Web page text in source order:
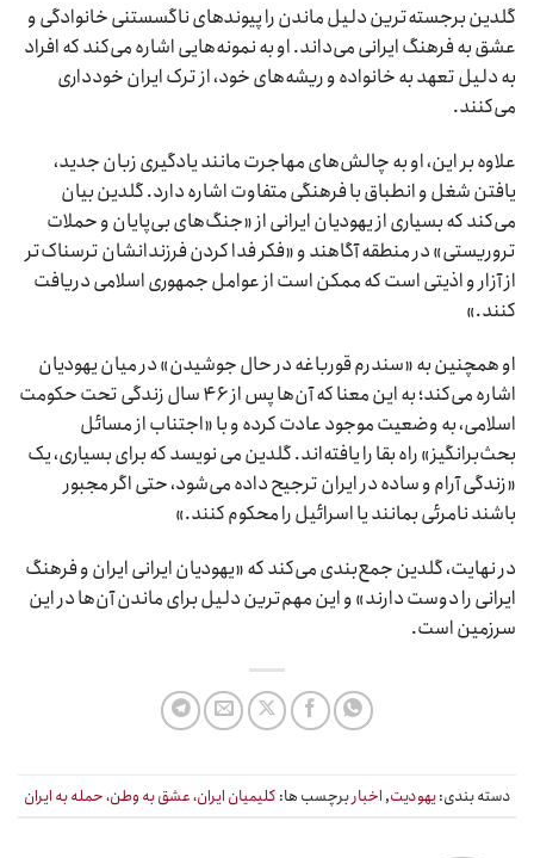
گلدین برجسته‌ترین دلیل ماندن را پیوندهای ناگسستنی خانوادگی و
عشق به فرهنگ ایرانی می‌داند. او به نمونه‌هایی اشاره می‌کند که افراد
به دلیل تعهد به خانواده و ریشه‌های خود، از ترک ایران خودداری
می‌کنند.
علاوه بر این، او به چالش‌های مهاجرت مانند یادگیری زبان جدید،
یافتن شغل و انطباق با فرهنگی متفاوت اشاره دارد. گلدین بیان
می‌کند که بسیاری از یهودیان ایرانی از «جنگ‌های بی‌پایان و حملات
تروریستی» در منطقه آگاهند و «فکر فدا کردن فرزندانشان ترسناک‌تر
از آزار و اذیتی است که ممکن است از عوامل جمهوری اسلامی دریافت
کنند.»
او همچنین به «سندرم قورباغه در حال جوشیدن» در میان یهودیان
اشاره می‌کند؛ به این معنا که آن‌ها پس از ۴۶ سال زندگی تحت حکومت
اسلامی، به وضعیت موجود عادت کرده و با «اجتناب از مسائل
بحث‌برانگیز» راه بقا را یافته‌اند. گلدین می نویسد که برای بسیاری، یک
«زندگی آرام و ساده در ایران ترجیح داده می‌شود، حتی اگر مجبور
باشند نامرئی بمانند یا اسرائیل را محکوم کنند.»
در نهایت، گلدین جمع‌بندی می‌کند که «یهودیان ایرانی ایران و فرهنگ
ایرانی را دوست دارند» و این مهم‌ترین دلیل برای ماندن آن‌ها در این
سرزمین است.
دسته بندی:یهودیت, اخبار برچسب ها: کلیمیان ایران، عشق به وطن، حمله به ایران